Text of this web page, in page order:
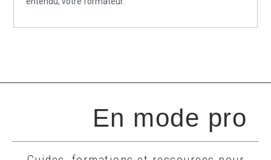
En mode pro